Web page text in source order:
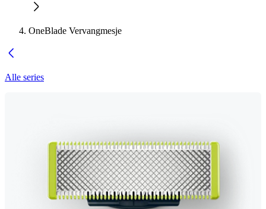
OneBlade Vervangmesje
Alle series